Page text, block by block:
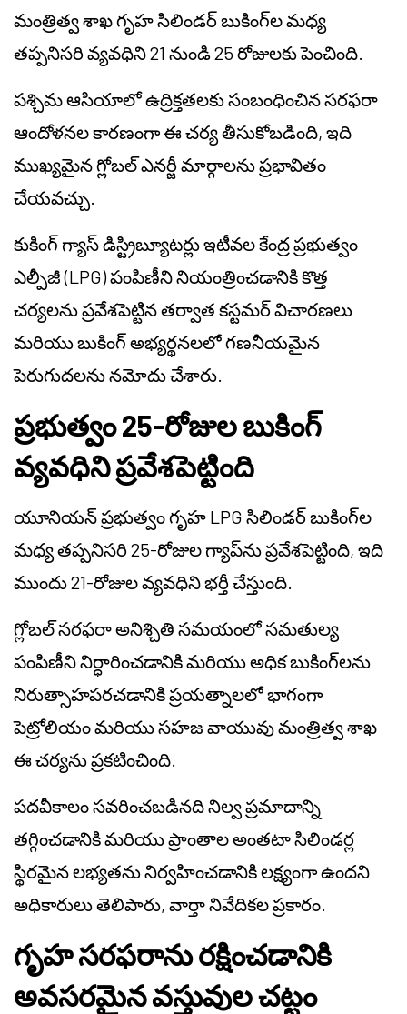
మంత్రిత్వ శాఖ గృహ సిలిండర్ బుకింగ్‌ల మధ్య
తప్పనిసరి వ్యవధిని 21 నుండి 25 రోజులకు పెంచింది.
పశ్చిమ ఆసియాలో ఉద్రిక్తతలకు సంబంధించిన సరఫరా
ఆందోళనల కారణంగా ఈ చర్య తీసుకోబడింది, ఇది
ముఖ్యమైన గ్లోబల్ ఎనర్జీ మార్గాలను ప్రభావితం
చేయవచ్చు.
కుకింగ్ గ్యాస్ డిస్ట్రిబ్యూటర్లు ఇటీవల కేంద్ర ప్రభుత్వం
ఎల్పీజీ (LPG) పంపిణీని నియంత్రించడానికి కొత్త
చర్యలను ప్రవేశపెట్టిన తర్వాత కస్టమర్ విచారణలు
మరియు బుకింగ్ అభ్యర్థనలలో గణనీయమైన
పెరుగుదలను నమోదు చేశారు.
ప్రభుత్వం 25-రోజుల బుకింగ్
వ్యవధిని ప్రవేశపెట్టింది
యూనియన్ ప్రభుత్వం గృహ LPG సిలిండర్ బుకింగ్‌ల
మధ్య తప్పనిసరి 25-రోజుల గ్యాప్‌ను ప్రవేశపెట్టింది, ఇది
ముందు 21-రోజుల వ్యవధిని భర్తీ చేస్తుంది.
గ్లోబల్ సరఫరా అనిశ్చితి సమయంలో సమతుల్య
పంపిణీని నిర్ధారించడానికి మరియు అధిక బుకింగ్‌లను
నిరుత్సాహపరచడానికి ప్రయత్నాలలో భాగంగా
పెట్రోలియం మరియు సహజ వాయువు మంత్రిత్వ శాఖ
ఈ చర్యను ప్రకటించింది.
పదవీకాలం సవరించబడినది నిల్వ ప్రమాదాన్ని
తగ్గించడానికి మరియు ప్రాంతాల అంతటా సిలిండర్ల
స్థిరమైన లభ్యతను నిర్వహించడానికి లక్ష్యంగా ఉందని
అధికారులు తెలిపారు, వార్తా నివేదికల ప్రకారం.
గృహ సరఫరాను రక్షించడానికి
అవసరమైన వస్తువుల చట్టం